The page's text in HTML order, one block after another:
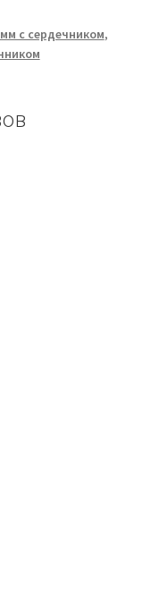
с сердечником,